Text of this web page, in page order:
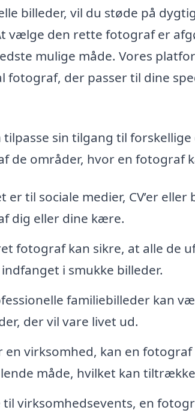
billeder, vil du støde på
vælge den rette fotograf er
mulige måde. Vores
der passer til dine
sin tilgang til
de områder, hvor en fotograf
er til sociale medier, CV’er
dig eller dine kære.
fotograf kan sikre, at alle de
i smukke billeder.
familiebilleder kan
der vil vare livet ud.
en virksomhed, kan en
måde, hvilket kan
til virksomhedsevents, en